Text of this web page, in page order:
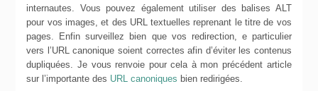
internautes. Vous pouvez également utiliser des balises ALT
pour vos images, et des URL textuelles reprenant le titre de vos
pages. Enfin surveillez bien que vos redirection, e particulier
vers l’URL canonique soient correctes afin d’éviter les contenus
dupliquées. Je vous renvoie pour cela à mon précédent article
sur l’importante des URL canoniques bien redirigées.